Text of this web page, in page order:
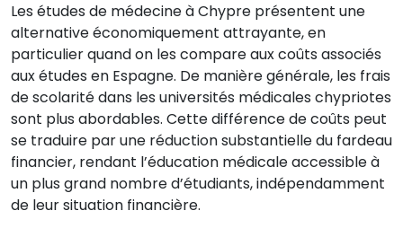
Les études de médecine à Chypre présentent une
alternative économiquement attrayante, en
particulier quand on les compare aux coûts associés
aux études en Espagne. De manière générale, les frais
de scolarité dans les universités médicales chypriotes
sont plus abordables. Cette différence de coûts peut
se traduire par une réduction substantielle du fardeau
financier, rendant l’éducation médicale accessible à
un plus grand nombre d’étudiants, indépendamment
de leur situation financière.